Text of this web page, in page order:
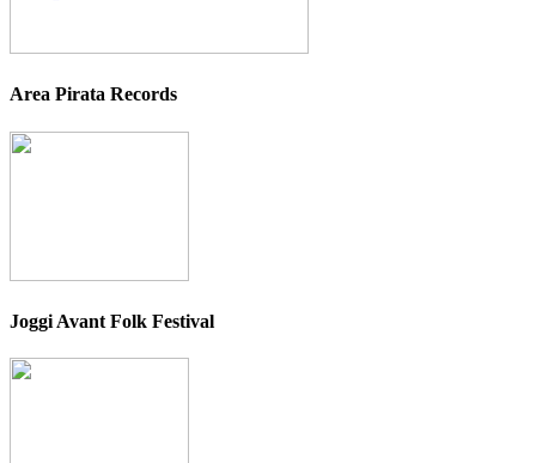
Area Pirata Records
Joggi Avant Folk Festival